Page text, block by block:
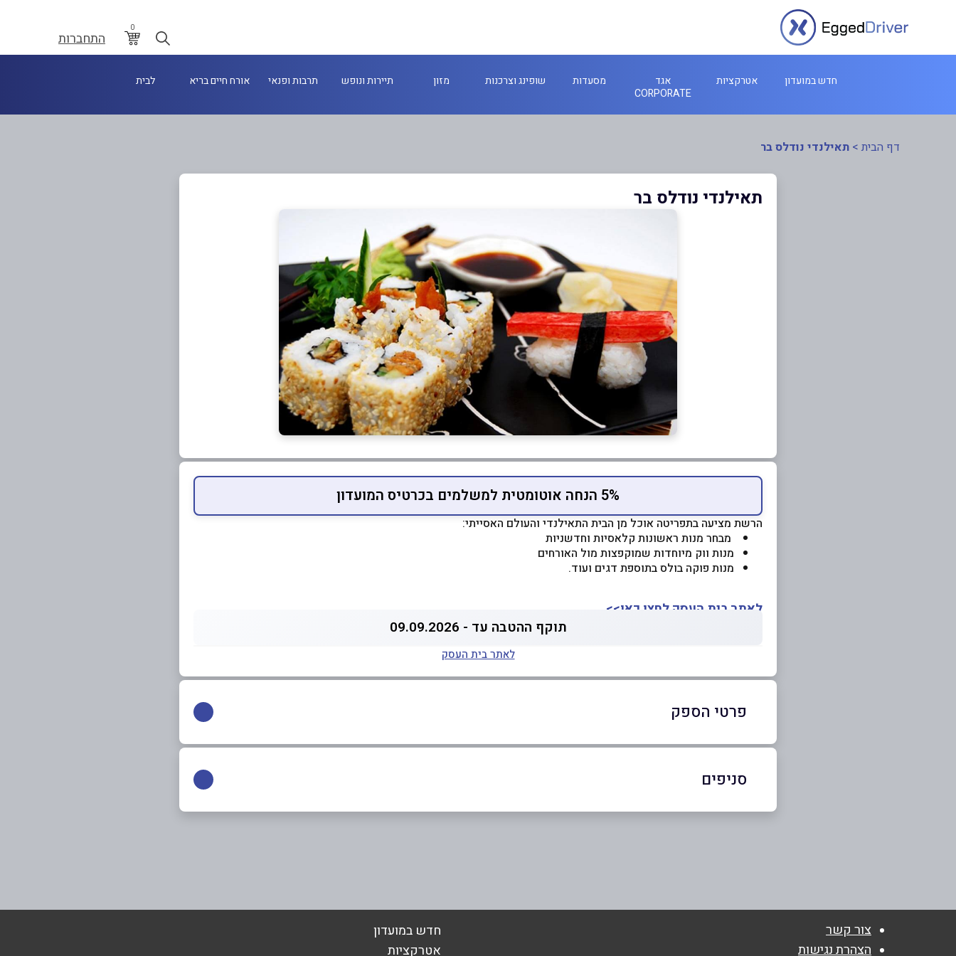
0
התחברות
חדש במועדון אטרקציות
אגד
CORPORATE
מסעדות שופינג וצרכנות מזון תיירות ונופש תרבות ופנאי אורח חיים בריא לבית
דף הבית > תאילנדי נודלס בר
תאילנדי נודלס בר
5% הנחה אוטומטית למשלמים בכרטיס המועדון
הרשת מציעה בתפריטה אוכל מן הבית התאילנדי והעולם האסייתי:
מבחר מנות ראשונות קלאסיות וחדשניות
מנות ווק מיוחדות שמוקפצות מול האורחים
מנות פוקה בולס בתוספת דגים ועוד.
לאתר בית העסק לחצו כאן>>
תוקף ההטבה עד - 09.09.2026
לאתר בית העסק
פרטי הספק
אימייל*
סניפים
צור קשר
הצהרת נגישות
חדש במועדון
אטרקציות